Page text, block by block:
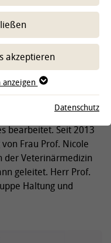
und
1975 Fragestellungen
des
bearbeitet. Seit 2013
Frau Prof. Nicole
der Veterinärmedizin
geleitet. Herr Prof.
Haltung und
akzeptieren
Datenschutz